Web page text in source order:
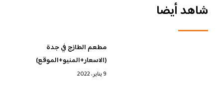
شاهد أيضا
مطعم الطازج في جدة
(الاسعار+المنيو+الموقع)
9 يناير، 2022